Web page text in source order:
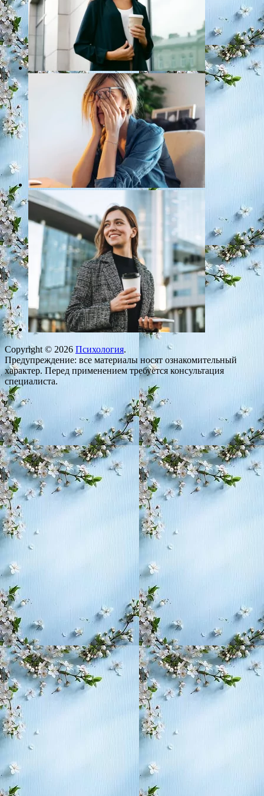
Copyright © 2026 Психология.
Предупреждение: все материалы носят ознакомительный
характер. Перед применением требуется консультация
специалиста.